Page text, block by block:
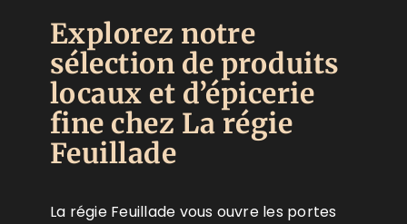
Explorez notre
sélection de produits
locaux et d’épicerie
fine chez La régie
Feuillade
La régie Feuillade vous ouvre les portes